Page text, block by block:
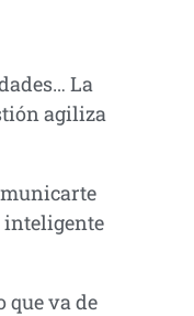
La
agiliza
inteligente
que va de